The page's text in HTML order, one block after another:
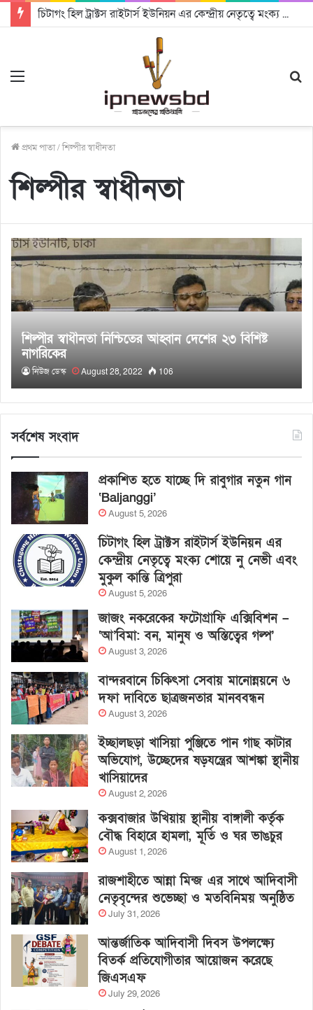
চিটাগং হিল ট্রাক্টস রাইটার্স ইউনিয়ন এর কেন্দ্রীয় নেতৃত্বে মংক্য শোয়ে নু নেভী এবং মুকুল কান্তি ত্রিপুরা
প্রথম পাতা/শিল্পীর স্বাধীনতা
শিল্পীর স্বাধীনতা
শিল্পীর স্বাধীনতা নিশ্চিতের আহ্বান দেশের ২৩ বিশিষ্ট
নাগরিকের
নিউজ ডেস্ক August 28, 2022 106
সর্বশেষ সংবাদ
প্রকাশিত হতে যাচ্ছে দি রাবুগার নতুন গান
‘Baljanggi’
August 5, 2026
চিটাগং হিল ট্রাক্টস রাইটার্স ইউনিয়ন এর
কেন্দ্রীয় নেতৃত্বে মংক্য শোয়ে নু নেভী এবং
মুকুল কান্তি ত্রিপুরা
August 5, 2026
জাজং নকরেকের ফটোগ্রাফি এক্সিবিশন –
‘আ’বিমা: বন, মানুষ ও অস্তিত্বের গল্প’
August 3, 2026
বান্দরবানে চিকিৎসা সেবায় মানোন্নয়নে ৬
দফা দাবিতে ছাত্রজনতার মানববন্ধন
August 3, 2026
ইচ্ছালছড়া খাসিয়া পুঞ্জিতে পান গাছ কাটার
অভিযোগ, উচ্ছেদের ষড়যন্ত্রের আশঙ্কা স্থানীয়
খাসিয়াদের
August 2, 2026
কক্সবাজার উখিয়ায় স্থানীয় বাঙ্গালী কর্তৃক
বৌদ্ধ বিহারে হামলা, মূর্তি ও ঘর ভাঙচুর
August 1, 2026
রাজশাহীতে আন্না মিন্জ এর সাথে আদিবাসী
নেতৃবৃন্দের শুভেচ্ছা ও মতবিনিময় অনুষ্ঠিত
July 31, 2026
আন্তর্জাতিক আদিবাসী দিবস উপলক্ষ্যে
বিতর্ক প্রতিযোগীতার আয়োজন করেছে
জিএসএফ
July 29, 2026